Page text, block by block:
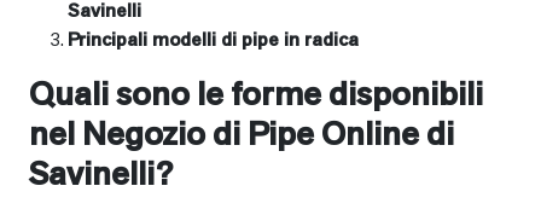
Savinelli
Principali modelli di pipe in radica
Quali sono le forme disponibili
nel Negozio di Pipe Online di
Savinelli?